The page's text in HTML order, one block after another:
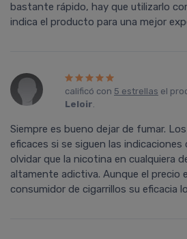
bastante rápido, hay que utilizarlo
indica el producto para una mejor
calificó con 5 estrellas el
Leloir.
Siempre es bueno dejar de fumar.
eficaces si se siguen las
olvidar que la nicotina en cualquiera
altamente adictiva. Aunque el precio
consumidor de cigarrillos su eficacia